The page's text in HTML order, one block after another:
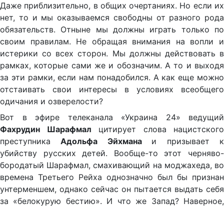
Даже приблизительно, в общих очертаниях. Но если их
нет, то и мы оказываемся свободны от разного рода
обязательств. Отныне мы должны играть только по
своим правилам. Не обращая внимания на вопли и
истерики со всех сторон. Мы должны действовать в
рамках, которые сами же и обозначим. А то и выходя
за эти рамки, если нам понадобился. А как еще можно
отстаивать свои интересы в условиях всеобщего
одичания и озверелости?
Вот в эфире телеканала «Украина 24» ведущий
Фахрудин Шарафмал цитирует слова нацистского
преступникаАдольфа Эйхмана и призывает к
убийству русских детей. Вообще-то этот черняво-
бородатый Шарафмал, смахивающий на моджахеда, во
времена Третьего Рейха однозначно был бы признан
унтерменшем, однако сейчас он пытается выдать себя
за «белокурую бестию». И что же Запад? Наверное,